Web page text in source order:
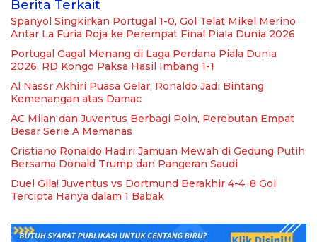
Berita Terkait
Spanyol Singkirkan Portugal 1-0, Gol Telat Mikel Merino
Antar La Furia Roja ke Perempat Final Piala Dunia 2026
Portugal Gagal Menang di Laga Perdana Piala Dunia
2026, RD Kongo Paksa Hasil Imbang 1-1
Al Nassr Akhiri Puasa Gelar, Ronaldo Jadi Bintang
Kemenangan atas Damac
AC Milan dan Juventus Berbagi Poin, Perebutan Empat
Besar Serie A Memanas
Cristiano Ronaldo Hadiri Jamuan Mewah di Gedung Putih
Bersama Donald Trump dan Pangeran Saudi
Duel Gila! Juventus vs Dortmund Berakhir 4-4, 8 Gol
Tercipta Hanya dalam 1 Babak